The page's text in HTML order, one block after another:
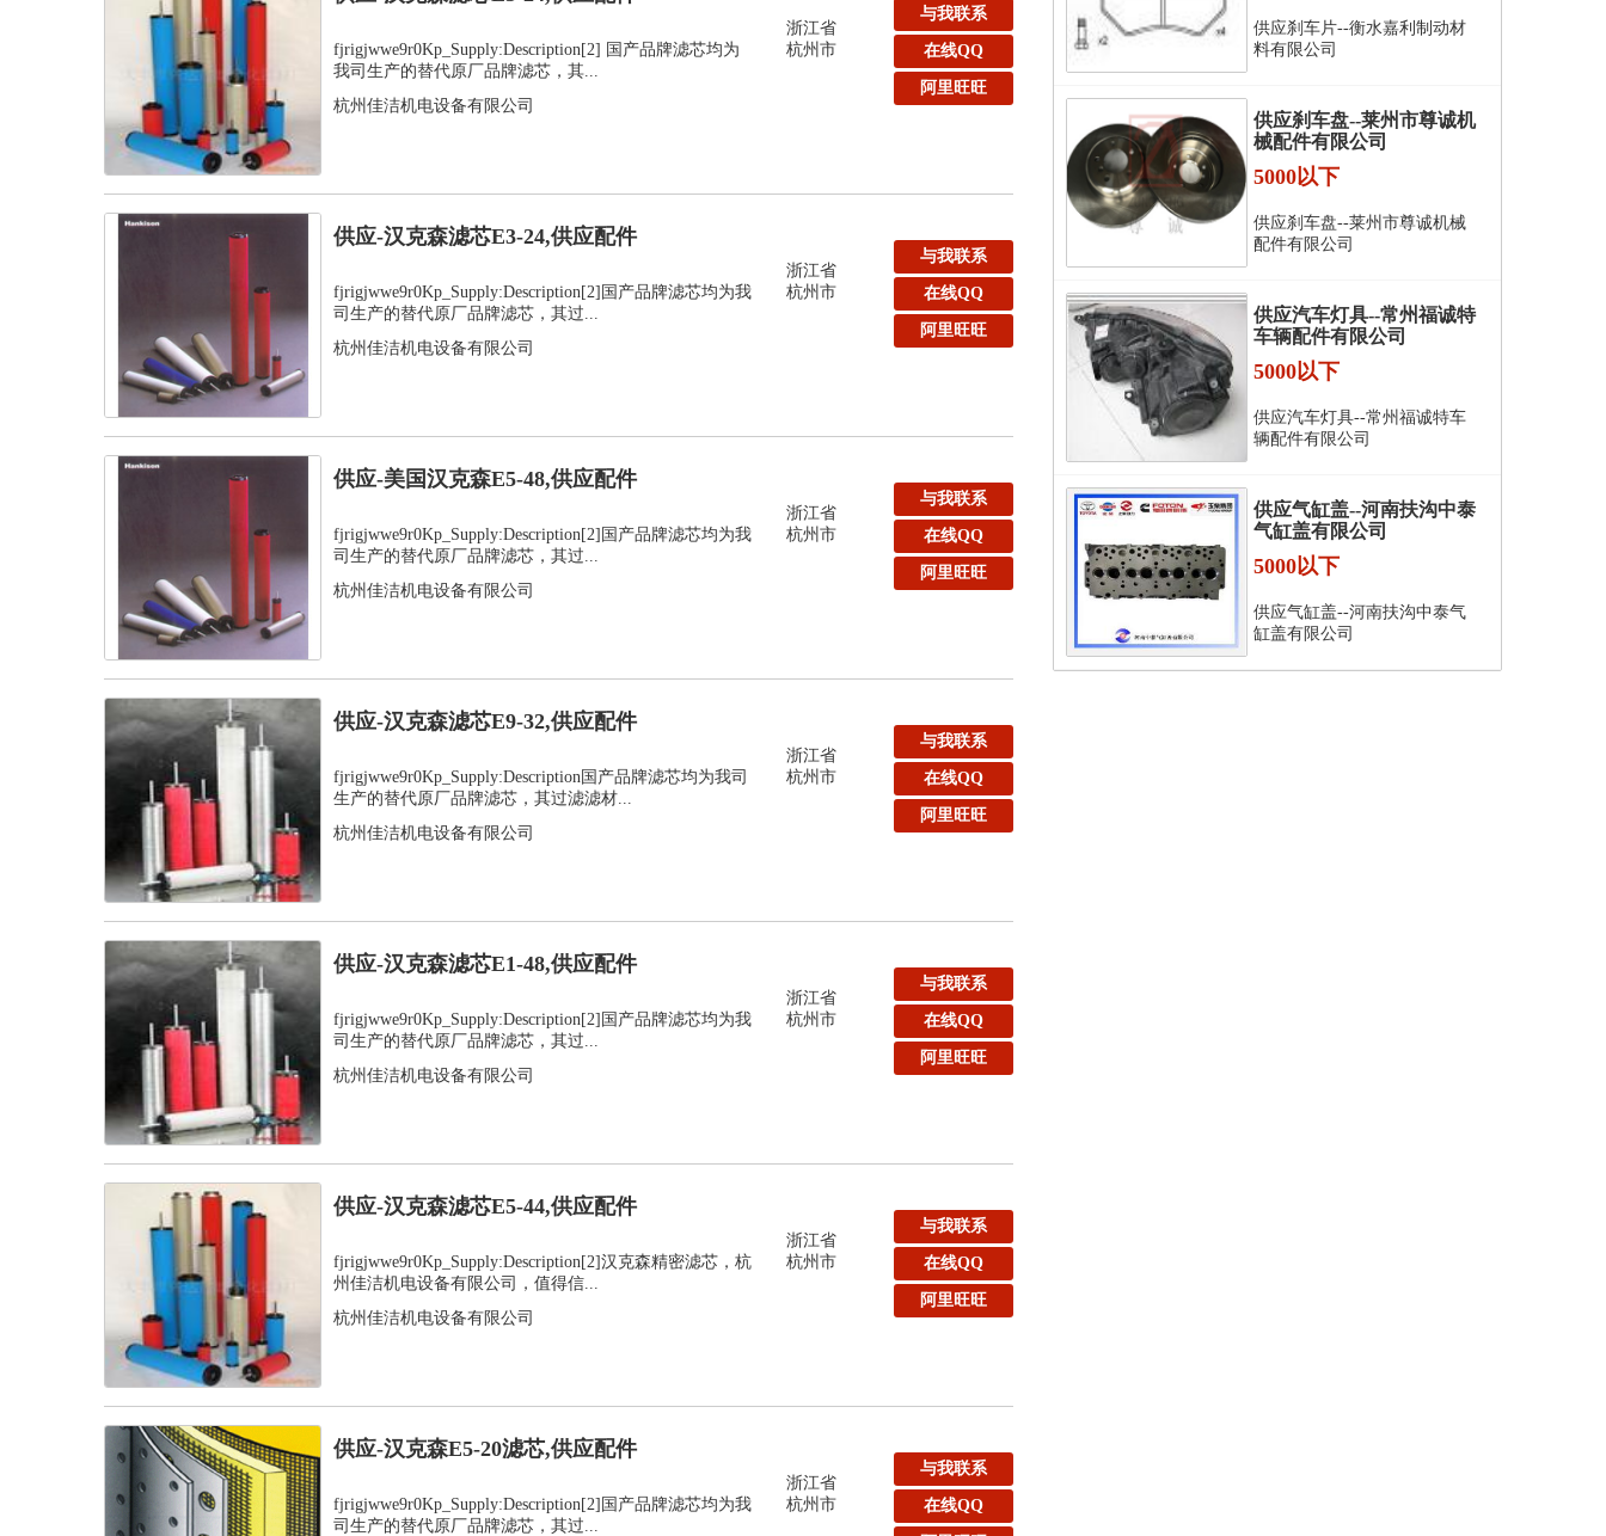
fjrigjwwe9r0Kp_Supply:Description[2] 国产品牌滤芯均为
我司生产的替代原厂品牌滤芯，其...
杭州佳洁机电设备有限公司
浙江省
杭州市
与我联系
在线QQ
阿里旺旺
供应-汉克森滤芯E3-24,供应配件
fjrigjwwe9r0Kp_Supply:Description[2]国产品牌滤芯均为我
司生产的替代原厂品牌滤芯，其过...
杭州佳洁机电设备有限公司
浙江省
杭州市
与我联系
在线QQ
阿里旺旺
供应-美国汉克森E5-48,供应配件
fjrigjwwe9r0Kp_Supply:Description[2]国产品牌滤芯均为我
司生产的替代原厂品牌滤芯，其过...
杭州佳洁机电设备有限公司
浙江省
杭州市
与我联系
在线QQ
阿里旺旺
供应-汉克森滤芯E9-32,供应配件
fjrigjwwe9r0Kp_Supply:Description国产品牌滤芯均为我司
生产的替代原厂品牌滤芯，其过滤滤材...
杭州佳洁机电设备有限公司
浙江省
杭州市
与我联系
在线QQ
阿里旺旺
供应-汉克森滤芯E1-48,供应配件
fjrigjwwe9r0Kp_Supply:Description[2]国产品牌滤芯均为我
司生产的替代原厂品牌滤芯，其过...
杭州佳洁机电设备有限公司
浙江省
杭州市
与我联系
在线QQ
阿里旺旺
供应-汉克森滤芯E5-44,供应配件
fjrigjwwe9r0Kp_Supply:Description[2]汉克森精密滤芯，杭
州佳洁机电设备有限公司，值得信...
杭州佳洁机电设备有限公司
浙江省
杭州市
与我联系
在线QQ
阿里旺旺
供应-汉克森E5-20滤芯,供应配件
fjrigjwwe9r0Kp_Supply:Description[2]国产品牌滤芯均为我
司生产的替代原厂品牌滤芯，其过...
浙江省
杭州市
与我联系
在线QQ
供应刹车片--衡水嘉利制动材
料有限公司
供应刹车盘--莱州市尊诚机
械配件有限公司
5000以下
供应刹车盘--莱州市尊诚机械
配件有限公司
供应汽车灯具--常州福诚特
车辆配件有限公司
5000以下
供应汽车灯具--常州福诚特车
辆配件有限公司
供应气缸盖--河南扶沟中泰
气缸盖有限公司
5000以下
供应气缸盖--河南扶沟中泰气
缸盖有限公司